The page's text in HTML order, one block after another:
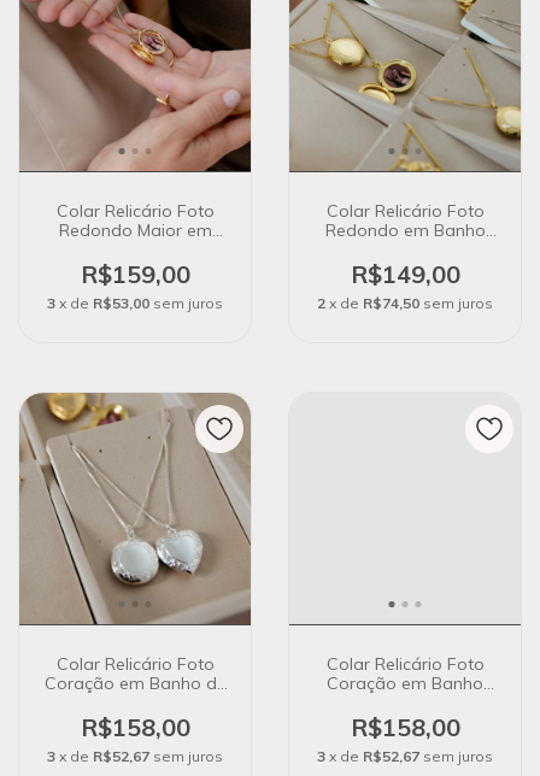
Colar Relicário Foto
Redondo Maior em
R$159,00
3 x de R$53,00 sem juros
Colar Relicário Foto
Redondo em Banho
R$149,00
2 x de R$74,50 sem juros
Colar Relicário Foto
Coração em Banho de
R$158,00
3 x de R$52,67 sem juros
Colar Relicário Foto
Coração em Banho
R$158,00
3 x de R$52,67 sem juros